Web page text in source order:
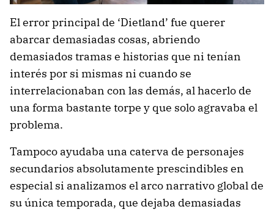
El error principal de ‘Dietland’ fue querer
abarcar demasiadas cosas, abriendo
demasiados tramas e historias que ni tenían
interés por si mismas ni cuando se
interrelacionaban con las demás, al hacerlo de
una forma bastante torpe y que solo agravaba el
problema.
Tampoco ayudaba una caterva de personajes
secundarios absolutamente prescindibles en
especial si analizamos el arco narrativo global de
su única temporada, que dejaba demasiadas